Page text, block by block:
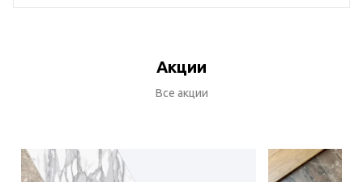
Акции
Все акции